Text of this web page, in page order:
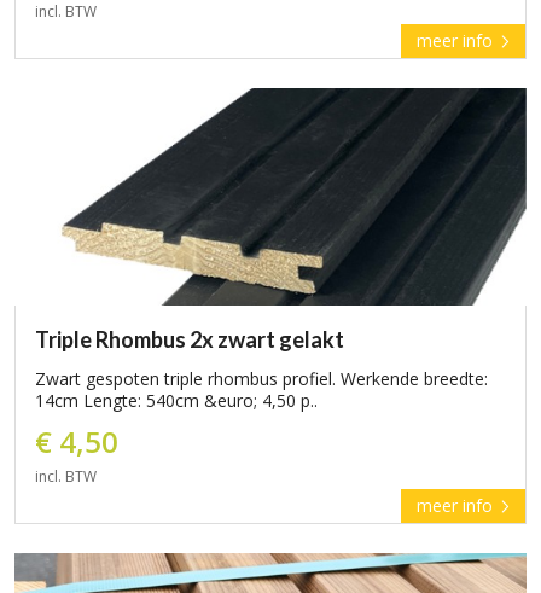
incl. BTW
meer info
Triple Rhombus 2x zwart gelakt
Zwart gespoten triple rhombus profiel. Werkende breedte:
14cm Lengte: 540cm &euro; 4,50 p..
€ 4,50
incl. BTW
meer info